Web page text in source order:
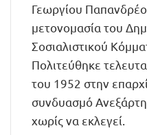
Γεωργίου
μετονομασία του
Σοσιαλιστικού
Πολιτεύθηκε
του 1952 στην
συνδυασμό
χωρίς να εκλεγεί.